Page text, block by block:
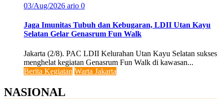
03/Aug/2026 ario 0
Jaga Imunitas Tubuh dan Kebugaran, LDII Utan Kayu
Selatan Gelar Genasrum Fun Walk
Jakarta (2/8). PAC LDII Kelurahan Utan Kayu Selatan sukses
menghelat kegiatan Genasrum Fun Walk di kawasan...
Berita Kegiatan Warta Jakarta
NASIONAL